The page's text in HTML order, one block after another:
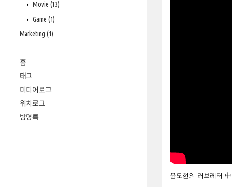
Movie (13)
Game (1)
Marketing (1)
홈
태그
미디어로그
위치로그
방명록
윤도현의 러브레터